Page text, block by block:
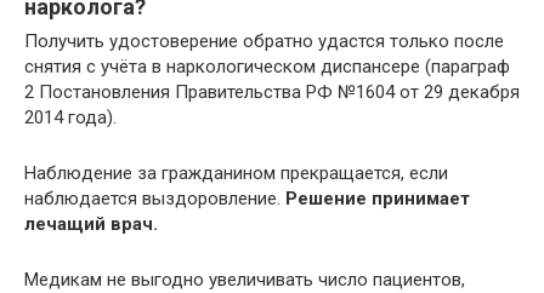
нарколога?
Получить удостоверение обратно удастся только после
снятия с учёта в наркологическом диспансере (параграф
2 Постановления Правительства РФ №1604 от 29 декабря
2014 года).
Наблюдение за гражданином прекращается, если
наблюдается выздоровление. Решение принимает
лечащий врач.
Медикам не выгодно увеличивать число пациентов,